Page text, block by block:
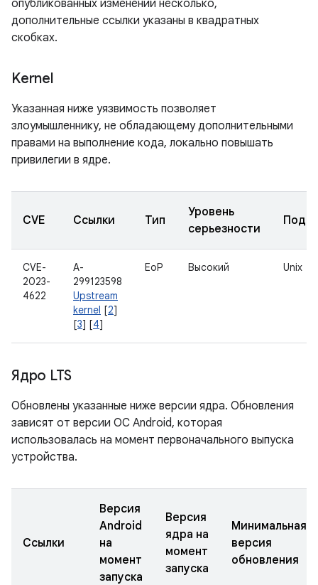
опубликованных изменений несколько,
дополнительные ссылки указаны в квадратных
скобках.
Kernel
Указанная ниже уязвимость позволяет
злоумышленнику, не обладающему дополнительными
правами на выполнение кода, локально повышать
привилегии в ядре.
CVE Ссылки Тип
Уровень
серьезности
CVE-
2023-
4622
A-
299123598
Upstream
kernel [2]
[3] [4]
EoP Высокий Unix
Ядро LTS
Обновлены указанные ниже версии ядра. Обновления
зависят от версии ОС Android, которая
использовалась на момент первоначального выпуска
устройства.
Ссылки
Версия
Android
на
момент
запуска
Версия
ядра на
момент
запуска
Минимальная
версия
обновления